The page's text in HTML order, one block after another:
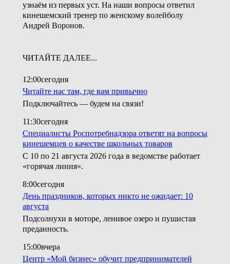
узнаём из первых уст. На наши вопросы ответил
кинешемский тренер по женскому волейболу
Андрей Воронов.
ЧИТАЙТЕ ДАЛЕЕ...
12:00сегодня
Читайте нас там, где вам привычно
Подключайтесь — будем на связи!
11:30сегодня
Специалисты Роспотребнадзора ответят на вопросы
кинешемцев о качестве школьных товаров
С 10 по 21 августа 2026 года в ведомстве работает
«горячая линия».
8:00сегодня
День праздников, которых никто не ожидает: 10
августа
Подсолнухи в моторе, ленивое озеро и пушистая
преданность.
15:00вчера
Центр «Мой бизнес» обучит предпринимателей